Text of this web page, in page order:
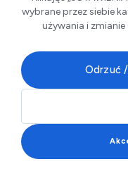
OSiR "TS OSiR CUP
wybrane przez siebie
używania i
Odrzuć